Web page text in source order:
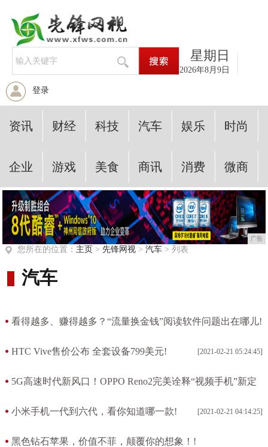
星期日
2026年8月9日
登录
资讯 财经 科技 汽车 娱乐 时尚
企业 游戏 美食 商讯 消费 微商
广告
您所在的位置： 主页 > 先锋网视> 汽车> 列表
汽车
看得越多、赚得越多？“流量换金钱”阅读软件问题出在哪儿!
HTC Vive售价公布 全套设备799美元! [2021-02-21 05:24:45]
5G高速时代新风口！OPPO Reno2完美诠释“视频手机”新定
[2021-02-21 04:48:38]
小米手机一代到六代，看你知道哪一款! [2021-02-21 04:14:25]
黑色钻石苹果，价值不菲，颠覆你的想象！!